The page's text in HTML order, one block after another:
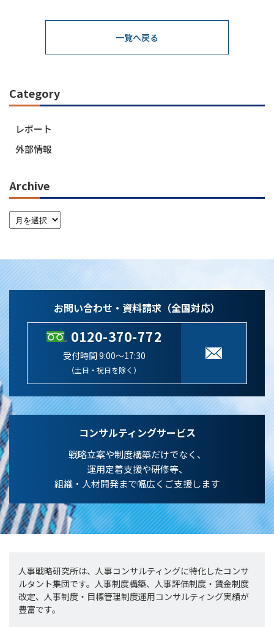
一覧へ戻る
Category
レポート
外部情報
Archive
お問い合わせ・資料請求（全国対応）
0120-370-772
受付時間 9:00～17:30
（土日・祝日を除く）
コンサルティングサービス
戦略立案や制度構築だけでなく、
運用定着支援や研修等、
組織・人材開発まで幅広くご支援します
人事戦略研究所は、人事コンサルティングに特化したコンサ
ルタント集団です。人事制度構築、人事評価制度・賃金制度
改定、人事制度・目標管理制度運用コンサルティング実績が
豊富です。